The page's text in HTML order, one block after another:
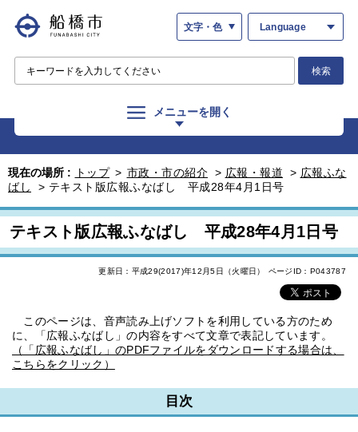
文字・色 Language
検索
メニューを開く
現在の場所 : トップ > 市政・市の紹介 > 広報・報道 > 広報ふな
ばし
> テキスト版広報ふなばし 平成28年4月1日号
テキスト版広報ふなばし 平成28年4月1日号
更新日：平成29(2017)年12月5日（火曜日） ページID：P043787
このページは、音声読み上げソフトを利用している方のため
に、「広報ふなばし」の内容をすべて文章で表記しています。
（「広報ふなばし」のPDFファイルをダウンロードする場合は、
こちらをクリック）
目次